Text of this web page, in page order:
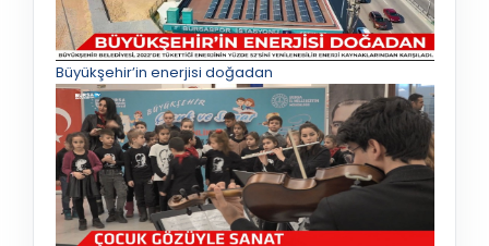
Büyükşehir’in enerjisi doğadan